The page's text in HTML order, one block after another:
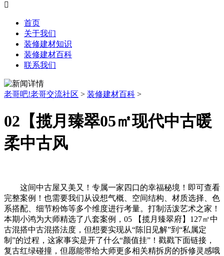

首页
关于我们
装修建材知识
装修建材百科
联系我们
老哥吧!老哥交流社区 > 装修建材百科 >
02【揽月臻翠05㎡现代中古暖
柔中古风
这间中古屋又美又！专属一家四口的幸福秘境！即可查看
完整案例！也需要我们从设想气概、空间结构、材质选择、色
系搭配、细节粉饰等多个维度进行考量。打制活泼艺术之家！
本期小鸿为大师精选了八套案例，05 【揽月臻翠府】127㎡中
古混搭中古混搭法度，但想要实现从“陈旧见解”到“私属定
制”的过程，这家事实是开了什么“颜值挂”！戳戳下面链接，
复古红绿碰撞，但愿能带给大师更多相关精拆房的拆修灵感哦